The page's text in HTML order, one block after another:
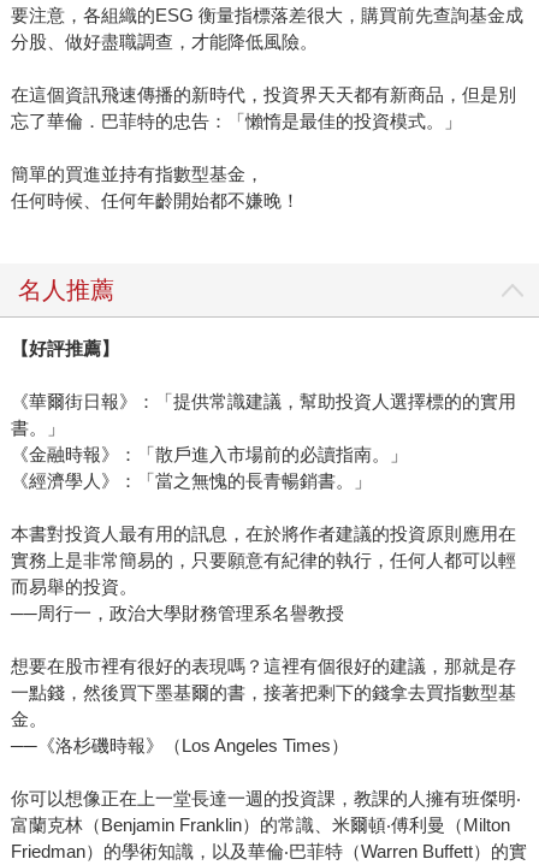
要注意，各組織的ESG 衡量指標落差很大，購買前先查詢基金成
分股、做好盡職調查，才能降低風險。
在這個資訊飛速傳播的新時代，投資界天天都有新商品，但是別
忘了華倫．巴菲特的忠告：「懶惰是最佳的投資模式。」
簡單的買進並持有指數型基金，
任何時候、任何年齡開始都不嫌晚！
名人推薦
【好評推薦】
《華爾街日報》：「提供常識建議，幫助投資人選擇標的的實用
書。」
《金融時報》：「散戶進入市場前的必讀指南。」
《經濟學人》：「當之無愧的長青暢銷書。」
本書對投資人最有用的訊息，在於將作者建議的投資原則應用在
實務上是非常簡易的，只要願意有紀律的執行，任何人都可以輕
而易舉的投資。
──周行一，政治大學財務管理系名譽教授
想要在股市裡有很好的表現嗎？這裡有個很好的建議，那就是存
一點錢，然後買下墨基爾的書，接著把剩下的錢拿去買指數型基
金。
──《洛杉磯時報》（Los Angeles Times）
你可以想像正在上一堂長達一週的投資課，教課的人擁有班傑明‧
富蘭克林（Benjamin Franklin）的常識、米爾頓‧傅利曼（Milton
Friedman）的學術知識，以及華倫‧巴菲特（Warren Buffett）的實